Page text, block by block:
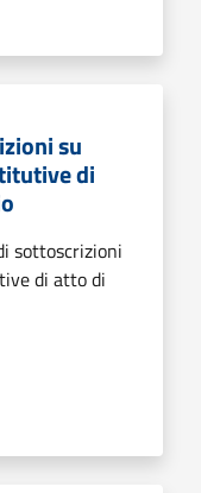
su
di
sottoscrizioni
di atto di